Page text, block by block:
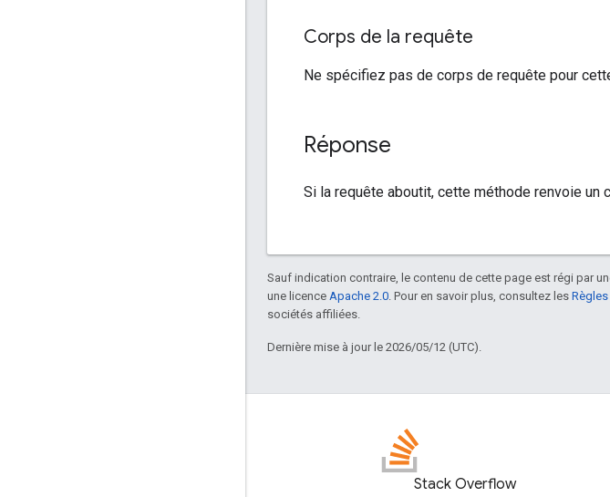
Corps de la requête
Ne spécifiez pas de corps de requête pour
Réponse
Si la requête aboutit, cette méthode renvoie un
Sauf indication contraire, le contenu de cette page est régi par
une licence Apache 2.0 . Pour en savoir plus, consultez les
sociétés affiliées.
Dernière mise à jour le 2026/05/12 (UTC).
Stack Overflow